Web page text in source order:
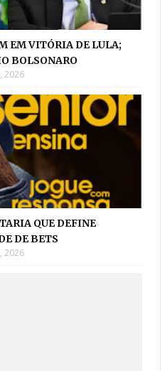
EM VITÓRIA DE LULA;
BOLSONARO
2026
QUE DEFINE
DE BETS
2026